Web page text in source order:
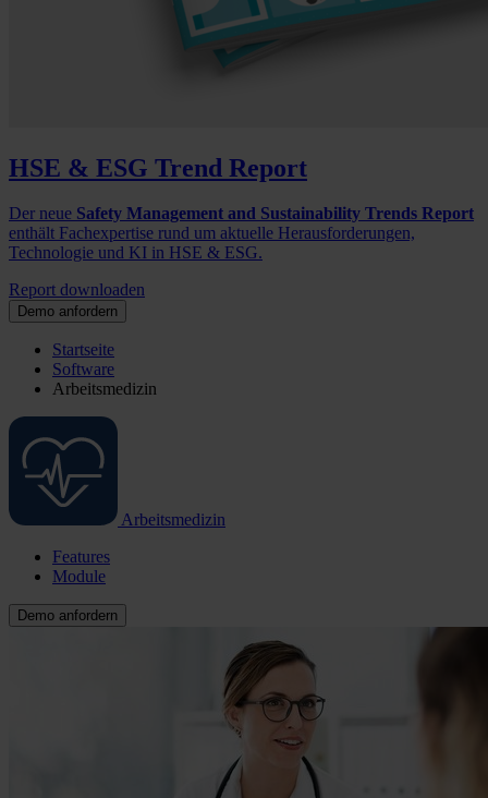
HSE & ESG Trend Report
Der neue Safety Management and Sustainability Trends Report
enthält Fachexpertise rund um aktuelle Herausforderungen,
Technologie und KI in HSE & ESG.
Report downloaden
Demo anfordern
Startseite
Software
Arbeitsmedizin
Arbeitsmedizin
Features
Module
Demo anfordern